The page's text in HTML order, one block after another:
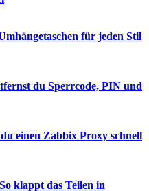
für jeden Stil
du Sperrcode, PIN und
einen Zabbix Proxy schnell
klappt das Teilen in